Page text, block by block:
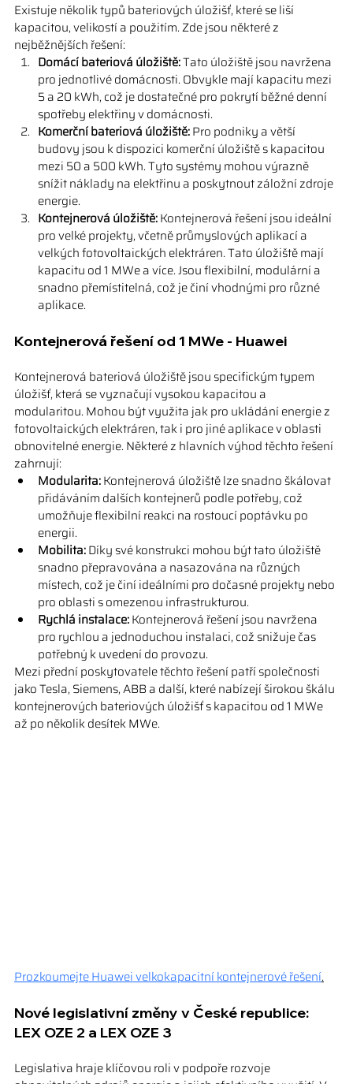
Existuje několik typů bateriových úložišť, které se liší
kapacitou, velikostí a použitím. Zde jsou některé z
nejběžnějších řešení:
Domácí bateriová úložiště: Tato úložiště jsou navržena
pro jednotlivé domácnosti. Obvykle mají kapacitu mezi
5 a 20 kWh, což je dostatečné pro pokrytí běžné denní
spotřeby elektřiny v domácnosti.
Komerční bateriová úložiště: Pro podniky a větší
budovy jsou k dispozici komerční úložiště s kapacitou
mezi 50 a 500 kWh. Tyto systémy mohou výrazně
snížit náklady na elektřinu a poskytnout záložní zdroje
energie.
Kontejnerová úložiště: Kontejnerová řešení jsou ideální
pro velké projekty, včetně průmyslových aplikací a
velkých fotovoltaických elektráren. Tato úložiště mají
kapacitu od 1 MWe a více. Jsou flexibilní, modulární a
snadno přemístitelná, což je činí vhodnými pro různé
aplikace.
Kontejnerová řešení od 1 MWe - Huawei
Kontejnerová bateriová úložiště jsou specifickým typem
úložišť, která se vyznačují vysokou kapacitou a
modularitou. Mohou být využita jak pro ukládání energie z
fotovoltaických elektráren, tak i pro jiné aplikace v oblasti
obnovitelné energie. Některé z hlavních výhod těchto řešení
zahrnují:
Modularita: Kontejnerová úložiště lze snadno škálovat
přidáváním dalších kontejnerů podle potřeby, což
umožňuje flexibilní reakci na rostoucí poptávku po
energii.
Mobilita: Díky své konstrukci mohou být tato úložiště
snadno přepravována a nasazována na různých
místech, což je činí ideálními pro dočasné projekty nebo
pro oblasti s omezenou infrastrukturou.
Rychlá instalace: Kontejnerová řešení jsou navržena
pro rychlou a jednoduchou instalaci, což snižuje čas
potřebný k uvedení do provozu.
Mezi přední poskytovatele těchto řešení patří společnosti
jako Tesla, Siemens, ABB a další, které nabízejí širokou škálu
kontejnerových bateriových úložišť s kapacitou od 1 MWe
až po několik desítek MWe.
Prozkoumejte Huawei velkokapacitní kontejnerové řešení.
Nové legislativní změny v České republice:
LEX OZE 2 a LEX OZE 3
Legislativa hraje klíčovou roli v podpoře rozvoje